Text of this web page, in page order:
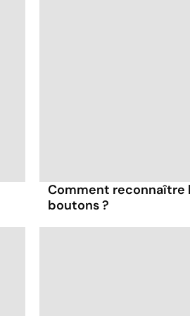
Comment
boutons ?